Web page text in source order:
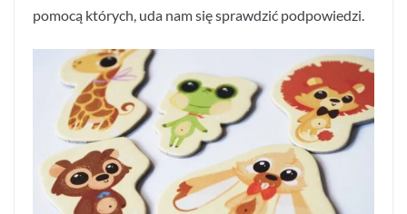
pomocą których, uda nam się sprawdzić podpowiedzi.